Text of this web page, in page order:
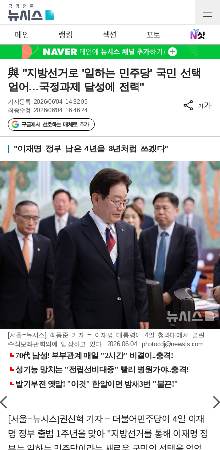
메인 랭킹 섹션 포토
與 "지방선거로 '일하는 민주당' 국민 선택
얻어…국정과제 달성에 전력"
기사등록 2026/06/04 14:32:05
최종수정 2026/06/04 16:46:24
구글에서 선호하는 매체로 추가
가가
"이재명 정부 남은 4년을 8년처럼 쓰겠다"
[서울=뉴시스] 최동준 기자 = 이재명 대통령이 4일 청와대에서 열린
수석보좌관회의에 입장하고 있다. 2026.06.04. photocdj@newsis.com
[서울=뉴시스]권신혁 기자 = 더불어민주당이 4일 이재
명 정부 출범 1주년을 맞아 "지방선거를 통해 이재명 정